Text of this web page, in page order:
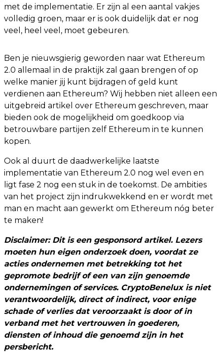
met de implementatie. Er zijn al een aantal vakjes
volledig groen, maar er is ook duidelijk dat er nog
veel, heel veel, moet gebeuren.
Ben je nieuwsgierig geworden naar wat Ethereum
2.0 allemaal in de praktijk zal gaan brengen of op
welke manier jij kunt bijdragen of geld kunt
verdienen aan Ethereum? Wij hebben niet alleen een
uitgebreid artikel over Ethereum geschreven, maar
bieden ook de mogelijkheid om goedkoop via
betrouwbare partijen zelf Ethereum in te kunnen
kopen.
Ook al duurt de daadwerkelijke laatste
implementatie van Ethereum 2.0 nog wel even en
ligt fase 2 nog een stuk in de toekomst. De ambities
van het project zijn indrukwekkend en er wordt met
man en macht aan gewerkt om Ethereum nóg beter
te maken!
Disclaimer: Dit is een gesponsord artikel. Lezers
moeten hun eigen onderzoek doen, voordat ze
acties ondernemen met betrekking tot het
gepromote bedrijf of een van zijn genoemde
ondernemingen of services. CryptoBenelux is niet
verantwoordelijk, direct of indirect, voor enige
schade of verlies dat veroorzaakt is door of in
verband met het vertrouwen in goederen,
diensten of inhoud die genoemd zijn in het
persbericht.